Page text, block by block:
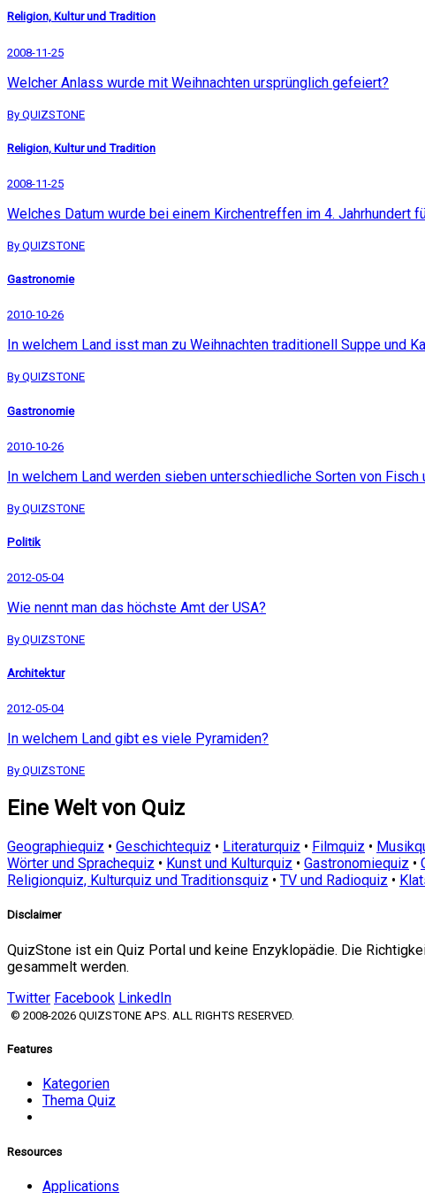
Religion, Kultur und Tradition
2008-11-25
Welcher Anlass wurde mit Weihnachten ursprünglich gefeiert?
By QUIZSTONE
Religion, Kultur und Tradition
2008-11-25
Welches Datum wurde bei einem Kirchentreffen im 4. Jahrhundert
By QUIZSTONE
Gastronomie
2010-10-26
In welchem Land isst man zu Weihnachten traditionell Suppe und
By QUIZSTONE
Gastronomie
2010-10-26
In welchem Land werden sieben unterschiedliche Sorten von
By QUIZSTONE
Politik
2012-05-04
Wie nennt man das höchste Amt der USA?
By QUIZSTONE
Architektur
2012-05-04
In welchem Land gibt es viele Pyramiden?
By QUIZSTONE
Eine Welt von Quiz
Geographiequiz • Geschichtequiz • Literaturquiz • Filmquiz •
Wörter und Sprachequiz • Kunst und Kulturquiz • Gastronomiequiz •
Religionquiz, Kulturquiz und Traditionsquiz • TV und Radioquiz •
Disclaimer
QuizStone ist ein Quiz Portal und keine Enzyklopädie. Die
gesammelt werden.
Twitter Facebook LinkedIn
© 2008-2026 QUIZSTONE APS. ALL RIGHTS RESERVED.
Features
Kategorien
Thema Quiz
Resources
Applications